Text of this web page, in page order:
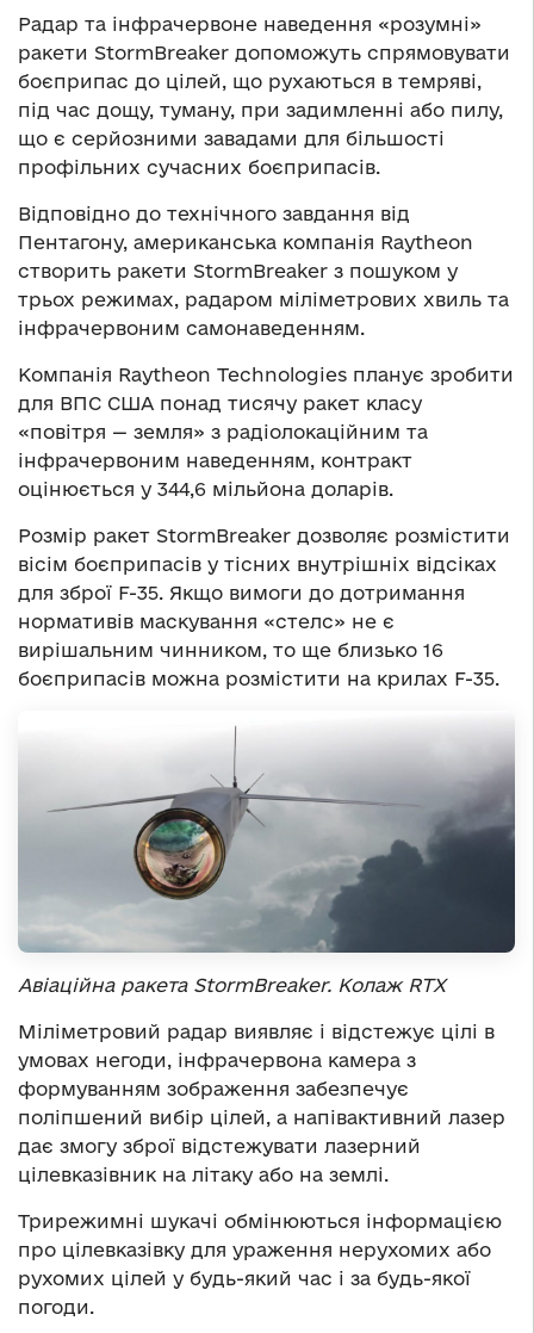
Радар та інфрачервоне наведення «розумні»
ракети StormBreaker допоможуть спрямовувати
боєприпас до цілей, що рухаються в темряві,
під час дощу, туману, при задимленні або пилу,
що є серйозними завадами для більшості
профільних сучасних боєприпасів.
Відповідно до технічного завдання від
Пентагону, американська компанія Raytheon
створить ракети StormBreaker з пошуком у
трьох режимах, радаром міліметрових хвиль та
інфрачервоним самонаведенням.
Компанія Raytheon Technologies планує зробити
для ВПС США понад тисячу ракет класу
«повітря — земля» з радіолокаційним та
інфрачервоним наведенням, контракт
оцінюється у 344,6 мільйона доларів.
Розмір ракет StormBreaker дозволяє розмістити
вісім боєприпасів у тісних внутрішніх відсіках
для зброї F-35. Якщо вимоги до дотримання
нормативів маскування «стелс» не є
вирішальним чинником, то ще близько 16
боєприпасів можна розмістити на крилах F-35.
Авіаційна ракета StormBreaker. Колаж RTX
Міліметровий радар виявляє і відстежує цілі в
умовах негоди, інфрачервона камера з
формуванням зображення забезпечує
поліпшений вибір цілей, а напівактивний лазер
дає змогу зброї відстежувати лазерний
цілевказівник на літаку або на землі.
Трирежимні шукачі обмінюються інформацією
про цілевказівку для ураження нерухомих або
рухомих цілей у будь-який час і за будь-якої
погоди.